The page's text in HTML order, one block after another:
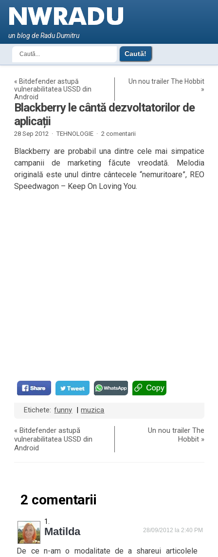
un blog de Radu Dumitru
« Bitdefender astupă
vulnerabilitatea USSD din
Android
Un nou trailer The Hobbit
»
Blackberry le cântă dezvoltatorilor de
aplicații
28 Sep 2012 · TEHNOLOGIE · 2 comentarii
Blackberry are probabil una dintre cele mai simpatice
campanii de marketing făcute vreodată. Melodia
originală este unul dintre cântecele “nemuritoare”, REO
Speedwagon – Keep On Loving You.
Etichete: funny muzica
«Bitdefender astupă
vulnerabilitatea USSD din
Android
Un nou trailer The
Hobbit »
2 comentarii
Matilda 28/09/2012 la 2:40 PM
De ce n-am o modalitate de a shareui articolele